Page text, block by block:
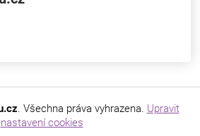
. Všechna práva vyhrazena. Upravit
nastavení cookies